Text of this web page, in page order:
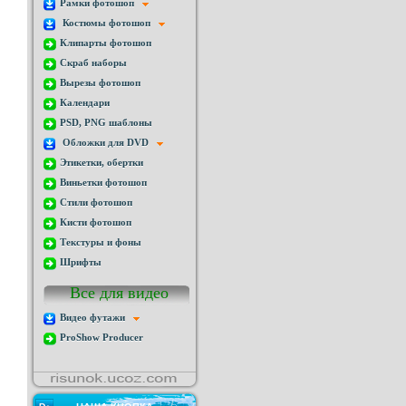
Рамки фотошоп
Костюмы фотошоп
Клипарты фотошоп
Скраб наборы
Вырезы фотошоп
Календари
PSD, PNG шаблоны
Обложки для DVD
Этикетки, обертки
Виньетки фотошоп
Стили фотошоп
Кисти фотошоп
Текстуры и фоны
Шрифты
Все для видео
Видео футажи
ProShow Producer